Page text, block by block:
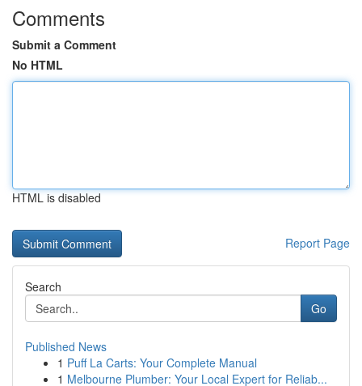
Comments
Submit a Comment
No HTML
HTML is disabled
Report Page
Search
Go
Published News
1 Puff La Carts: Your Complete Manual
1 Melbourne Plumber: Your Local Expert for Reliab...